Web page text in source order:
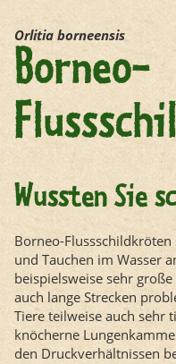
Orlitia borneensis
Borneo-
Wussten Sie
Borneo-
und Tauchen im Wasser
beispielsweise sehr
auch lange Strecken
Tiere teilweise auch sehr
knöcherne
den Druckverhältnissen